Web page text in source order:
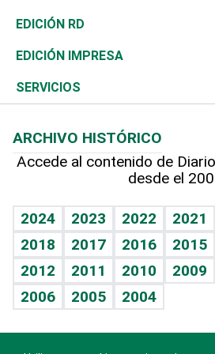
Ocenanía
Caribe
Resto del mundo
Telecom.
Global y variable
Economía personal
Sociales
Novedades
Podcast Arte Libre
Hablando con el pediatra
Vida y familia
Eñe
Celebrando la vida
Sin complejos
En pocas palabras
Tenis
Olimpismo
Más deportes
Línea de hit
TBT Deportivo
Frente al Statu Quo
El Espía
Noticiero Poteleche
Lecturas
Historia
Martes de tecnología
Cambio climático
Revista
Deportes
Opinión
Hecho en casa
Guía del dinero
EDICIÓN RD
EDICIÓN IMPRESA
SERVICIOS
Cumpleaños
Horóscopos
Juegos
ARCHIVO HISTÓRICO
Accede al contenido de
desde el
2024 2023 2022 2021
2018
2017 2016 2015
2012
2011 2010 2009
2006
2005 2004